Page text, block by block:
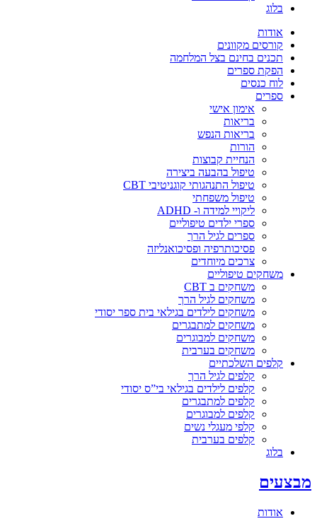
בלוג
אודות
קורסים מקוונים
תכנים בחינם בצל המלחמה
הפקת ספרים
לוח כנסים
ספרים
אימון אישי
בריאות
בריאות הנפש
הורות
הנחיית קבוצות
טיפול בהבעה ביצירה
טיפול התנהגותי קוגניטיבי CBT
טיפול משפחתי
ליקויי למידה ו- ADHD
ספרי ילדים טיפוליים
ספרים לגיל הרך
פסיכותרפיה ופסיכואנליזה
צרכים מיוחדים
משחקים טיפוליים
משחקים ב CBT
משחקים לגיל הרך
משחקים לילדים בגילאי בית ספר יסודי
משחקים למתבגרים
משחקים למבוגרים
משחקים בערבית
קלפים השלכתיים
קלפים לגיל הרך
קלפים לילדים בגילאי בי”ס יסודי
קלפים למתבגרים
קלפים למבוגרים
קלפי מעגלי נשים
קלפים בערבית
בלוג
מבצעים
אודות